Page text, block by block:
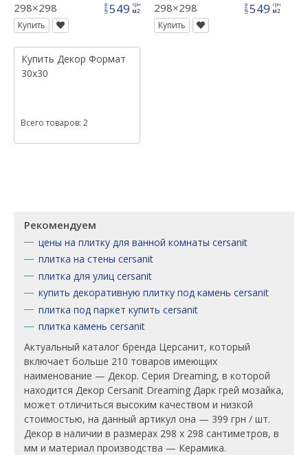
298×298 цена549 грн
м2
Купить
298×298 цена549 грн
м2
Купить
Купить Декор Формат
30x30
Всего товаров: 2
Рекомендуем
цены на плитку для ванной комнаты cersanit
плитка на стены cersanit
плитка для улиц cersanit
купить декоративную плитку под камень cersanit
плитка под паркет купить cersanit
плитка камень cersanit
Актуальный каталог бренда Церсанит, который
включает больше 210 товаров имеющих
наименование — Декор. Серия Dreaming, в которой
находится Декор Cersanit Dreaming Дарк грей мозайка,
может отличиться высоким качеством и низкой
стоимостью, на данный артикул она — 399 грн / шт.
Декор в наличии в размерах 298 x 298 сантиметров, в
мм и материал производства — Керамика.